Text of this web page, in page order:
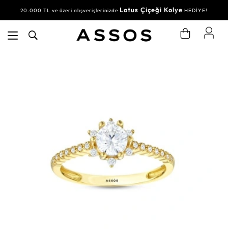
20.000 TL ve üzeri alışverişlerinizde Lotus Çiçeği Kolye HEDİYE!